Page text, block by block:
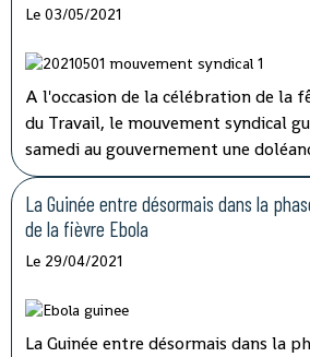
Le 03/05/2021
A l'occasion de la célébration de la
du Travail, le mouvement syndical
samedi au gouvernement une
l'augmentation de salaire et de
La Guinée entre désormais dans la
de la fièvre Ebola
Le 29/04/2021
La Guinée entre désormais dans la